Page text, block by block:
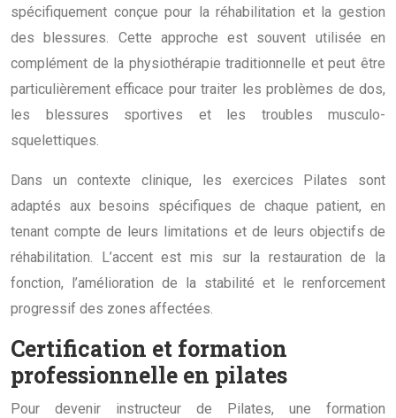
spécifiquement conçue pour la réhabilitation et la gestion
des blessures. Cette approche est souvent utilisée en
complément de la physiothérapie traditionnelle et peut être
particulièrement efficace pour traiter les problèmes de dos,
les blessures sportives et les troubles musculo-
squelettiques.
Dans un contexte clinique, les exercices Pilates sont
adaptés aux besoins spécifiques de chaque patient, en
tenant compte de leurs limitations et de leurs objectifs de
réhabilitation. L’accent est mis sur la restauration de la
fonction, l’amélioration de la stabilité et le renforcement
progressif des zones affectées.
Certification et formation
professionnelle en pilates
Pour devenir instructeur de Pilates, une formation